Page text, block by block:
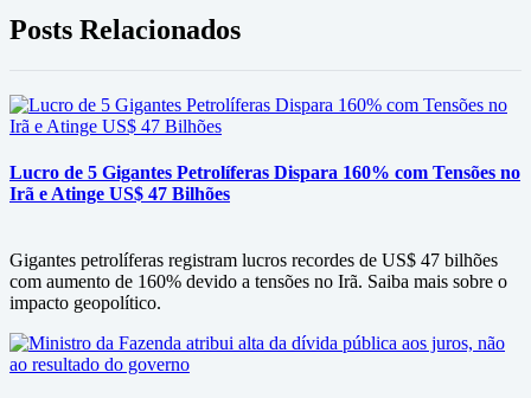
Posts Relacionados
Lucro de 5 Gigantes Petrolíferas Dispara 160% com Tensões no
Irã e Atinge US$ 47 Bilhões
Gigantes petrolíferas registram lucros recordes de US$ 47 bilhões
com aumento de 160% devido a tensões no Irã. Saiba mais sobre o
impacto geopolítico.